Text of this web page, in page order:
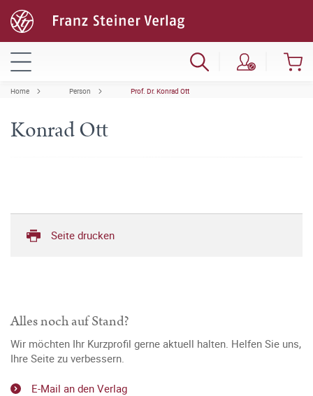
Home Person Prof. Dr. Konrad Ott
Konrad Ott
Seite drucken
Alles noch auf Stand?
Wir möchten Ihr Kurzprofil gerne aktuell halten. Helfen Sie uns,
Ihre Seite zu verbessern.
E-Mail an den Verlag